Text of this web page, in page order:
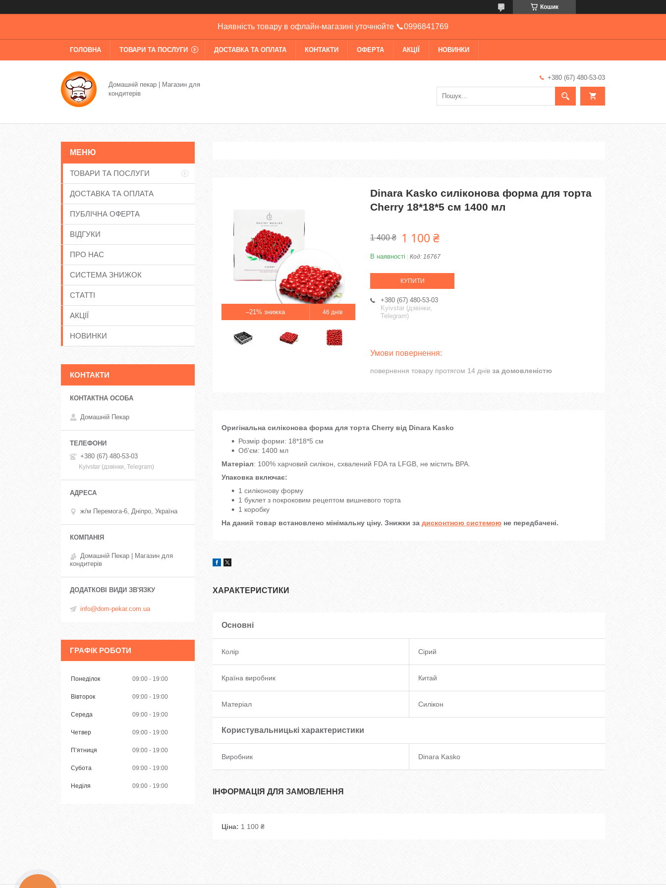
Кошик
Наявність товару в офлайн-магазині уточнюйте 📞0996841769
ГОЛОВНА ТОВАРИ ТА ПОСЛУГИ ДОСТАВКА ТА ОПЛАТА КОНТАКТИ ОФЕРТА АКЦІЇ НОВИНКИ
Домашній пекар | Магазин для
кондитерів
+380 (67) 480-53-03
–21% 46 днів
Dinara Kasko силіконова форма для торта
Cherry 18*18*5 см 1400 мл
1 400 ₴ 1 100 ₴
В наявності Код: 16767
КУПИТИ
+380 (67) 480-53-03
Kyivstar (дзвінки,
Telegram)
повернення товару протягом 14 днів за домовленістю
Оригінальна силіконова форма для торта Cherry від Dinara Kasko
Розмір форми: 18*18*5 см
Об'єм: 1400 мл
Матеріал: 100% харчовий силікон, схвалений FDA та LFGB, не містить BPA.
Упаковка включає:
1 силіконову форму
1 буклет з покроковим рецептом вишневого торта
1 коробку
На даний товар встановлено мінімальну ціну. Знижки за дисконтною системою не передбачені.
ХАРАКТЕРИСТИКИ
Основні
Колір Сірий
Країна виробник Китай
Матеріал Силікон
Користувальницькі характеристики
Виробник Dinara Kasko
ІНФОРМАЦІЯ ДЛЯ ЗАМОВЛЕННЯ
Ціна: 1 100 ₴
ТОВАРИ ТА ПОСЛУГИ
ДОСТАВКА ТА ОПЛАТА
ПУБЛІЧНА ОФЕРТА
ВІДГУКИ
ПРО НАС
СИСТЕМА ЗНИЖОК
СТАТТІ
АКЦІЇ
НОВИНКИ
КОНТАКТИ
Домашній Пекар
+380 (67) 480-53-03
Kyivstar (дзвінки, Telegram)
ж/м Перемога-6, Дніпро, Україна
Домашній Пекар | Магазин для
кондитерів
info@dom-pekar.com.ua
ГРАФІК РОБОТИ
Понеділок 09:00 19:00
Вівторок 09:00 19:00
Середа 09:00 19:00
Четвер 09:00 19:00
Пʼятниця 09:00 19:00
Субота 09:00 19:00
Неділя 09:00 19:00